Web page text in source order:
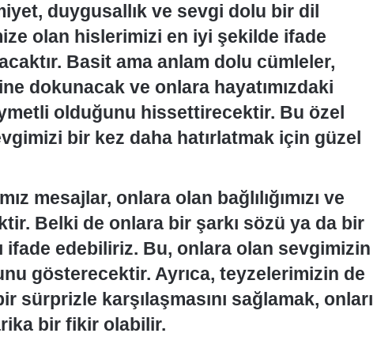
duygusallık ve sevgi dolu bir dil
olan hislerimizi en iyi şekilde ifade
Basit ama anlam dolu cümleler,
dokunacak ve onlara hayatımızdaki
olduğunu hissettirecektir. Bu özel
bir kez daha hatırlatmak için güzel
mesajlar, onlara olan bağlılığımızı ve
Belki de onlara bir şarkı sözü ya da bir
ifade edebiliriz. Bu, onlara olan sevgimizin
gösterecektir. Ayrıca, teyzelerimizin de
sürprizle karşılaşmasını sağlamak, onları
bir fikir olabilir.